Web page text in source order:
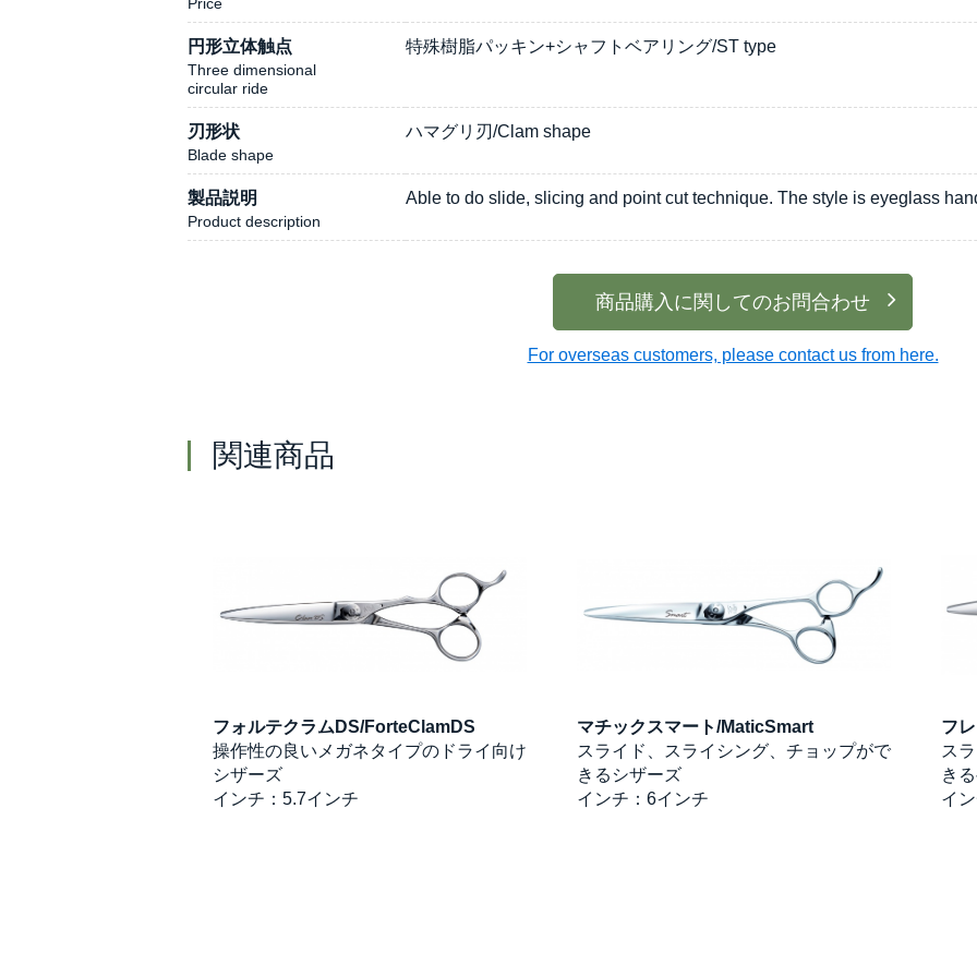
円形立体触点
Three dimensional
circular ride
特殊樹脂パッキン+シャフトベアリング/ST type
刃形状
Blade shape
ハマグリ刃/Clam shape
製品説明
Product description
Able to do slide, slicing and point cut technique. The style is eyeglass
商品購入に関してのお問合わせ
For overseas customers, please contact us from here.
関連商品
フォルテクラムDS/ForteClamDS
操作性の良いメガネタイプのドライ向け
シザーズ
インチ：5.7インチ
マチックスマート/MaticSmart
スライド、スライシング、チョップがで
きるシザーズ
インチ：6インチ
フ
ス
き
イ